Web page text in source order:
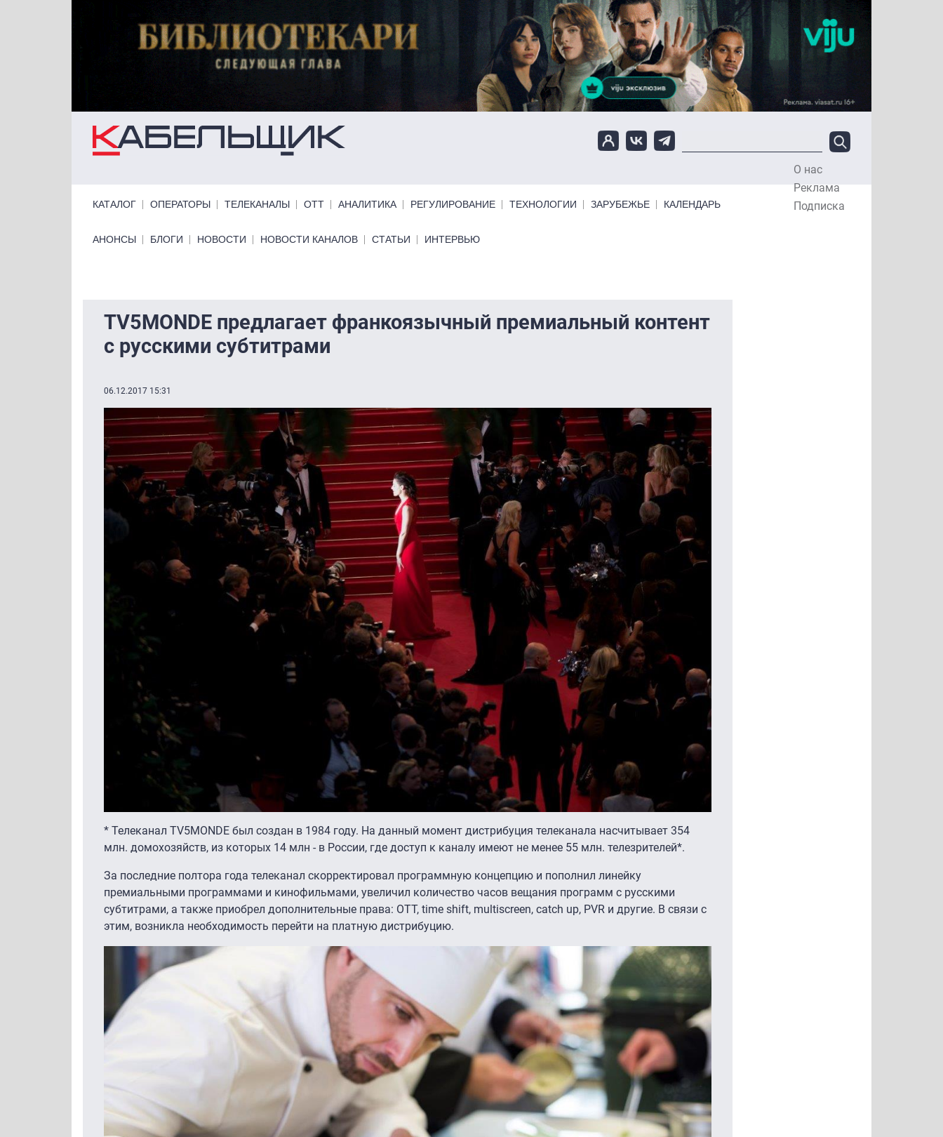
О нас
Реклама
Подписка
КАТАЛОГ ОПЕРАТОРЫ ТЕЛЕКАНАЛЫ ОТТ АНАЛИТИКА РЕГУЛИРОВАНИЕ ТЕХНОЛОГИИ ЗАРУБЕЖЬЕ КАЛЕНДАРЬ
Primary links bottom
АНОНСЫ БЛОГИ НОВОСТИ НОВОСТИ КАНАЛОВ СТАТЬИ ИНТЕРВЬЮ
TV5MONDE предлагает франкоязычный премиальный контент
с русскими субтитрами
06.12.2017 15:31
* Телеканал TV5MONDE был создан в 1984 году. На данный момент дистрибуция телеканала насчитывает 354
млн. домохозяйств, из которых 14 млн - в России, где доступ к каналу имеют не менее 55 млн. телезрителей*.
За последние полтора года телеканал скорректировал программную концепцию и пополнил линейку
премиальными программами и кинофильмами, увеличил количество часов вещания программ с русскими
субтитрами, а также приобрел дополнительные права: OTT, time shift, multiscreen, catch up, PVR и другие. В связи с
этим, возникла необходимость перейти на платную дистрибуцию.